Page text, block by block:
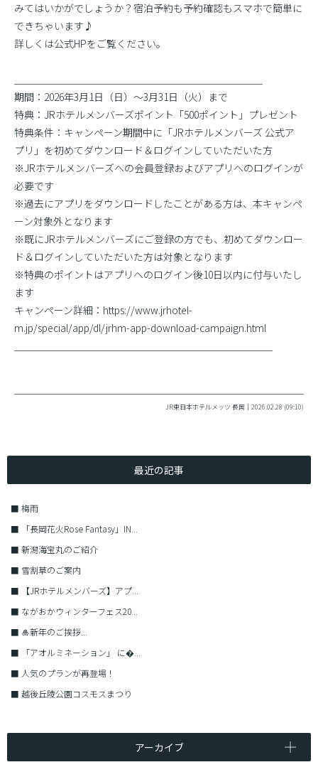
みてはいかがでしょうか？宿泊予約も予約確認もスマホで簡単に
できちゃいます♪
詳しくは公式HPをご覧ください。
期間：2026年3月1日（日）〜3月31日（火）まで
特典：JRホテルメンバーズポイント「500ポイント」プレゼント
特典条件：キャンペーン期間中に「JRホテルメンバーズ 公式ア
プリ」を初めてダウンロード＆ログインしていただいた方
※JRホテルメンバーズへの会員登録およびアプリへのログインが
必要です
※過去にアプリをダウンロードしたことがある方は、本キャンペ
ーン対象外となります
※既にJRホテルメンバーズにご登録の方でも、初めてダウンロー
ド＆ログインしていただいた方は対象となります
※特典のポイントはアプリへのログイン後10日以内に付与いたし
ます
キャンペーン詳細：https://www.jrhotel-
m.jp/special/app/dl/jrhm-app-download-campaign.html
JR東日本ホテルメッツ 長岡｜2026.02.28 (09:10)
最近の記事
■ 梅雨
■
「長岡花火Rose Fantasy」IN...
■ 新潟海宝丸のご紹介
■ 雪割草のご案内
■
【JRホテルメンバーズ】アプ...
■ ながおかウィンターフェス20...
■ 🎍新年のご挨拶...
■
「アオルミネーション」 に�...
■ 人気のプランが再登場！
■ 越後丘陵公園コスモスまつり
アーカイブ